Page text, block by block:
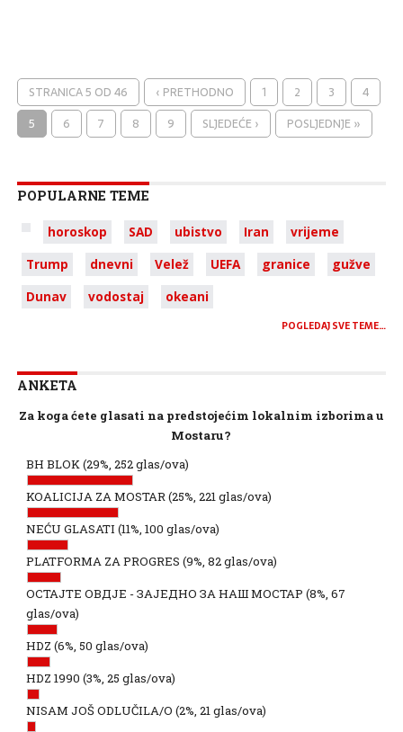
STRANICA 5 OD 46 ‹ PRETHODNO 1 2 3
4
5
6 7 8 9 SLJEDEĆE › POSLJEDNJE »
POPULARNE TEME
horoskop SAD ubistvo Iran
vrijeme
Trump
dnevni Velež UEFA granice
gužve
Dunav
vodostaj okeani
POGLEDAJ SVE TEME…
ANKETA
Za koga ćete glasati na predstojećim lokalnim izborima u
Mostaru?
BH BLOK(29%, 252 glas/ova)
KOALICIJA ZA MOSTAR(25%, 221 glas/ova)
NEĆU GLASATI (11%, 100 glas/ova)
PLATFORMA ZA PROGRES (9%, 82 glas/ova)
ОСТАЈТЕ ОВДЈЕ - ЗАЈЕДНО ЗА НАШ МОСТАР (8%, 67
glas/ova)
HDZ (6%, 50 glas/ova)
HDZ 1990 (3%, 25 glas/ova)
NISAM JOŠ ODLUČILA/O (2%, 21 glas/ova)